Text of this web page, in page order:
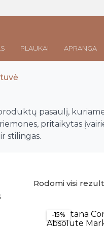
PLAUKAI APRANGA
šveitikliai
ir maskuokliai
pasaulį,
pritaikytas
stilingas.
Rodomi visi
-15%